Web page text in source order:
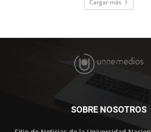
Cargar más
SOBRE NOSOTROS